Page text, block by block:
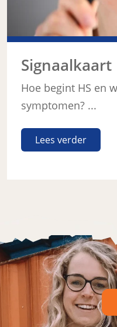
Signaalkaart
Hoe begint HS en
symptomen? ...
Lees verder